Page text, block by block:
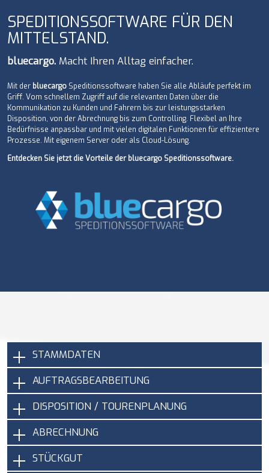
KONTAKT
SPEDITIONSSOFTWARE FÜR DEN
MITTELSTAND.
bluecargo. Macht Ihren Alltag einfacher.
Mit der bluecargo Speditionssoftware haben Sie alle Abläufe perfekt im
Griff. Vom schnellem Zugriff auf die relevanten Daten über die
Kommunikation zu Kunden und Fahrern bis zur leistungsstarken
Disposition, von der Abrechnung bis zum Controlling. Flexibel an Ihre
Bedürfnisse anpassbar und mit vielen digitalen Funktionen für effizientere
Prozesse. Mit eigenem Server oder als Cloud-Lösung.
Entdecken Sie jetzt die Vorteile der bluecargo Speditionssoftware.
STAMMDATEN
AUFTRAGSBEARBEITUNG
DISPOSITION / TOURENPLANUNG
ABRECHNUNG
STÜCKGUT